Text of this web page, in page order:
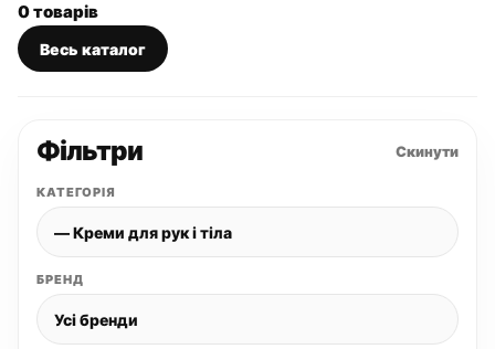
0 товарів
Весь каталог
Фільтри Скинути
КАТЕГОРІЯ
БРЕНД